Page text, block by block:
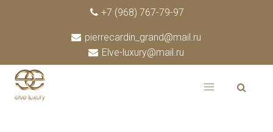
+7 (968) 767-79-97
pierrecardin_grand@mail.ru
Elve-luxury@mail.ru